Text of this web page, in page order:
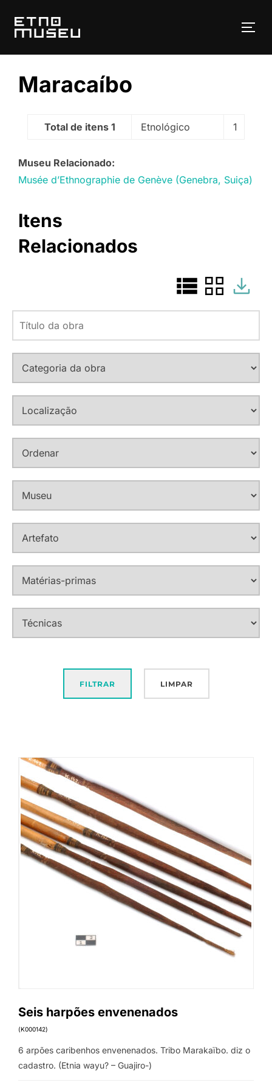
para
Maracaíbo
Total de itens 1 Etnológico 1
Museu Relacionado:
Musée d’Ethnographie de Genève (Genebra, Suiça)
Itens
Relacionados
FILTRAR LIMPAR
Seis harpões envenenados
(K000142)
6 arpões caribenhos envenenados. Tribo Marakaïbo. diz o
cadastro. (Etnia wayu? – Guajiro-)